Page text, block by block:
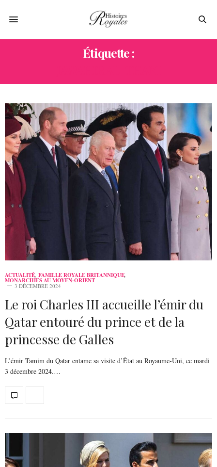
Étiquette :
ACTUALITÉ, FAMILLE ROYALE BRITANNIQUE,
MONARCHIES AU MOYEN-ORIENT
3 DÉCEMBRE 2024
Le roi Charles III accueille l’émir du
Qatar entouré du prince et de la
princesse de Galles
L’émir Tamim du Qatar entame sa visite d’État au Royaume-Uni, ce mardi
3 décembre 2024.…